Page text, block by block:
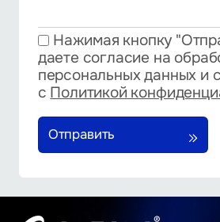
Нажимая кнопку
даете согласие на
персональных данных и
с Политикой
Отправить